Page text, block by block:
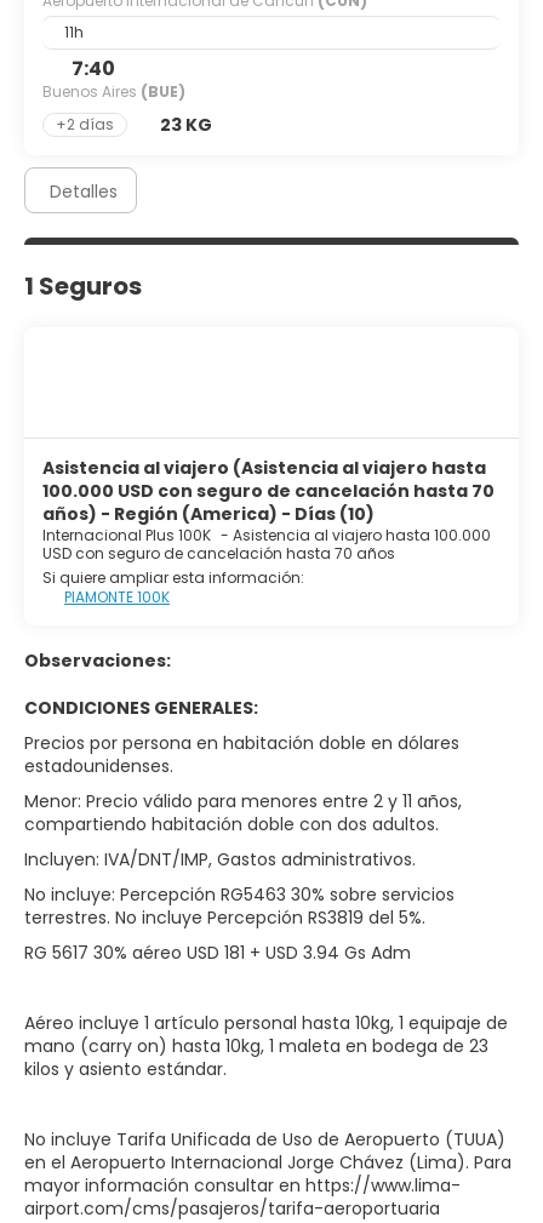
11h
7:40
Buenos Aires (BUE)
+2 días
23 KG
Detalles
1 Seguros
Asistencia al viajero (Asistencia al viajero hasta
100.000 USD con seguro de cancelación hasta 70
años) - Región (America) - Días (10)
Internacional Plus 100K - Asistencia al viajero hasta 100.000
USD con seguro de cancelación hasta 70 años
Si quiere ampliar esta información:
PIAMONTE 100K
Observaciones:
CONDICIONES GENERALES:
Precios por persona en habitación doble en dólares
estadounidenses.
Menor: Precio válido para menores entre 2 y 11 años,
compartiendo habitación doble con dos adultos.
Incluyen: IVA/DNT/IMP, Gastos administrativos.
No incluye: Percepción RG5463 30% sobre servicios
terrestres. No incluye Percepción RS3819 del 5%.
RG 5617 30% aéreo USD 181 + USD 3.94 Gs Adm
Aéreo incluye 1 artículo personal hasta 10kg, 1 equipaje de
mano (carry on) hasta 10kg, 1 maleta en bodega de 23
kilos y asiento estándar.
No incluye Tarifa Unificada de Uso de Aeropuerto (TUUA)
en el Aeropuerto Internacional Jorge Chávez (Lima). Para
mayor información consultar en https://www.lima-
airport.com/cms/pasajeros/tarifa-aeroportuaria